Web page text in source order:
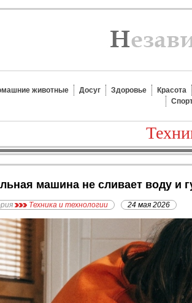
животные Досуг Здоровье Красота
машина не сливает воду
Техника и технологии 24 мая 2026